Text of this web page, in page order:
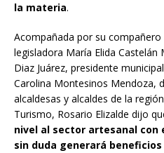
la materia.
Acompañada por su
legisladora María Elida
Diaz Juárez, presidente
Carolina Montesinos Mendoza,
alcaldesas y alcaldes de la
Turismo, Rosario Elizalde dijo
nivel al sector artesanal
sin duda generará